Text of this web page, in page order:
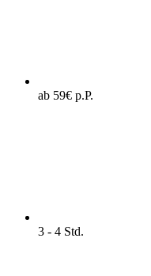
ab 59€ p.P.
3 - 4 Std.